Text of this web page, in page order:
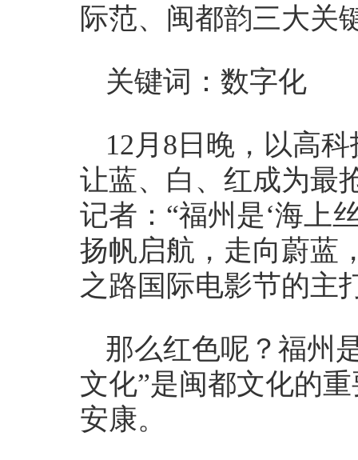
际范、闽都韵三大关
关键词：数字化
12月8日晚，以高
让蓝、白、红成为最
记者：“福州是‘海上
扬帆启航，走向蔚蓝
之路国际电影节的主
那么红色呢？福州
文化”是闽都文化的
安康。